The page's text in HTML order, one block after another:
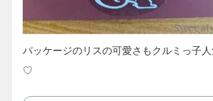
パッケージのリスの可愛さもクルミっ子
♡